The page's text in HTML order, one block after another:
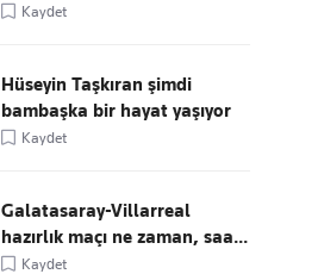
Kaydet
Hüseyin Taşkıran şimdi
bambaşka bir hayat yaşıyor
Kaydet
Galatasaray-Villarreal
hazırlık maçı ne zaman, saa...
Kaydet